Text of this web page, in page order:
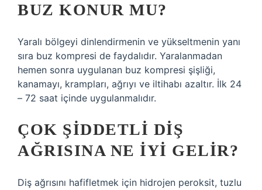
BUZ KONUR MU?
Yaralı bölgeyi dinlendirmenin ve yükseltmenin yanı
sıra buz kompresi de faydalıdır. Yaralanmadan
hemen sonra uygulanan buz kompresi şişliği,
kanamayı, krampları, ağrıyı ve iltihabı azaltır. İlk 24
– 72 saat içinde uygulanmalıdır.
ÇOK ŞIDDETLI DIŞ
AĞRISINA NE IYI GELIR?
Diş ağrısını hafifletmek için hidrojen peroksit, tuzlu